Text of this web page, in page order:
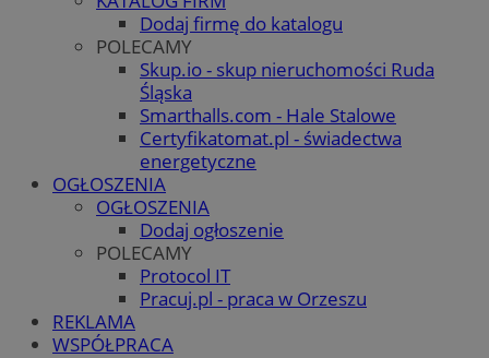
Dodaj firmę do katalogu
POLECAMY
Skup.io - skup nieruchomości Ruda
Śląska
Smarthalls.com - Hale Stalowe
Certyfikatomat.pl - świadectwa
energetyczne
OGŁOSZENIA
OGŁOSZENIA
Dodaj ogłoszenie
POLECAMY
Protocol IT
Pracuj.pl - praca w Orzeszu
REKLAMA
WSPÓŁPRACA